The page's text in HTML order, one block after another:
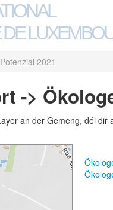
2021
->
an der Gemeng, déi